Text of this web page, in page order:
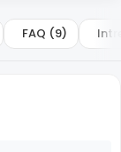
FAQ (9)